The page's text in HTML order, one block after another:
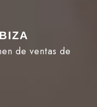
de ventas de